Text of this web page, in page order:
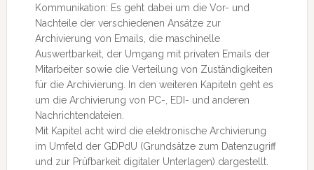
Kommunikation: Es geht dabei um die Vor- und
Nachteile der verschiedenen Ansätze zur
Archivierung von Emails, die maschinelle
Auswertbarkeit, der Umgang mit privaten Emails der
Mitarbeiter sowie die Verteilung von Zuständigkeiten
für die Archivierung. In den weiteren Kapiteln geht es
um die Archivierung von PC-, EDI- und anderen
Nachrichtendateien.
Mit Kapitel acht wird die elektronische Archivierung
im Umfeld der GDPdU (Grundsätze zum Datenzugriff
und zur Prüfbarkeit digitaler Unterlagen) dargestellt.